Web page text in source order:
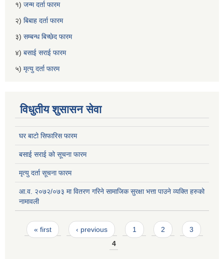
१) जन्म दर्ता फारम
२) बिबाह दर्ता फारम
३) सम्बन्ध बिच्छेद फारम
४) बसाई सराई फारम
५) मृत्यु दर्ता फारम
विधुतीय शुसासन सेवा
घर बाटो सिफारिस फारम
बसाई सराई को सूचना फारम
मृत्यु दर्ता सूचना फारम
आ.व. २०७२/०७३ मा वितरण गरिने सामाजिक सुरक्षा भत्ता पाउने व्यक्ति हरुको
नामावली
Pages
« first ‹ previous 1 2
3
4